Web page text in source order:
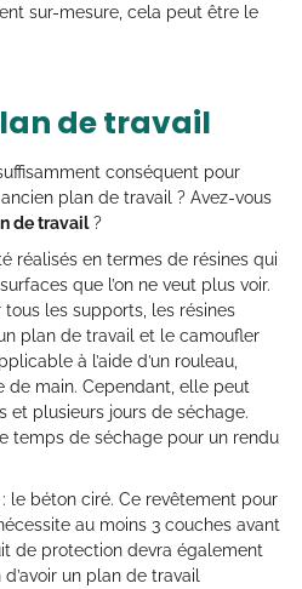
sur-mesure, cela peut être le
de travail
conséquent pour
plan de travail ? Avez-vous
de travail?
réalisés en termes de résines qui
que l’on ne veut plus voir.
les supports, les résines
plan de travail et le camoufler
à l’aide d’un rouleau,
de main. Cependant, elle peut
et plusieurs jours de séchage.
temps de séchage pour un rendu
le béton ciré. Ce revêtement pour
au moins 3 couches avant
de protection devra également
un plan de travail